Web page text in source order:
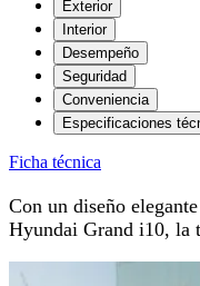
Exterior
Interior
Desempeño
Seguridad
Conveniencia
Especificaciones
Ficha técnica
Con un diseño
Hyundai Grand i10, la